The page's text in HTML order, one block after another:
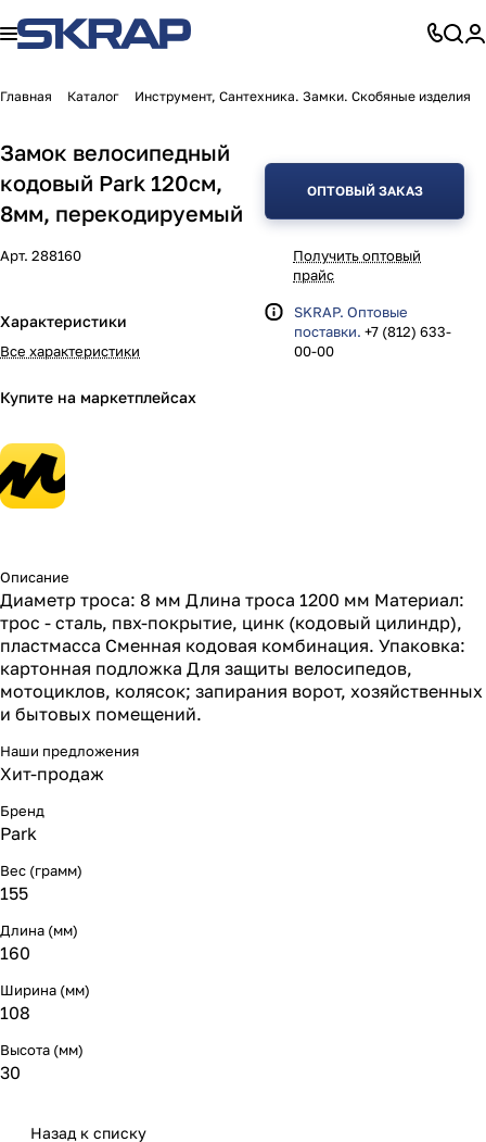
Главная Каталог Инструмент, Сантехника. Замки. Скобяные изделия
Замок велосипедный
кодовый Park 120см,
8мм, перекодируемый
Арт. 288160
Характеристики
Все характеристики
Купите на маркетплейсах
ОПТОВЫЙ ЗАКАЗ
Получить оптовый
прайс
SKRAP. Оптовые
поставки. +7 (812) 633-
00-00
Описание
Диаметр троса: 8 мм Длина троса 1200 мм Материал:
трос - сталь, пвх-покрытие, цинк (кодовый цилиндр),
пластмасса Сменная кодовая комбинация. Упаковка:
картонная подложка Для защиты велосипедов,
мотоциклов, колясок; запирания ворот, хозяйственных
и бытовых помещений.
Наши предложения
Хит-продаж
Бренд
Park
Вес (грамм)
155
Длина (мм)
160
Ширина (мм)
108
Высота (мм)
30
Назад к списку